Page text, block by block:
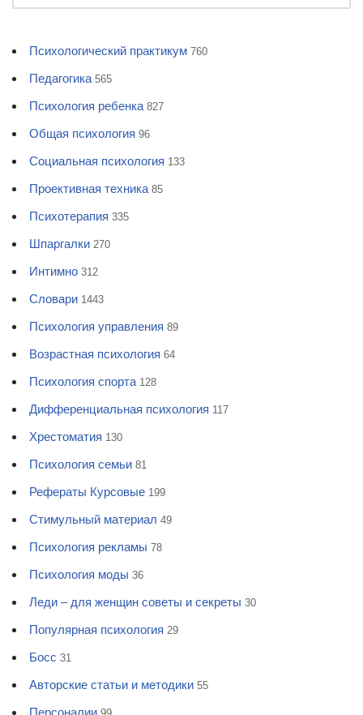
Психологический практикум 760
Педагогика 565
Психология ребенка 827
Общая психология 96
Социальная психология 133
Проективная техника 85
Психотерапия 335
Шпаргалки 270
Интимно 312
Словари 1443
Психология управления 89
Возрастная психология 64
Психология спорта 128
Дифференциальная психология 117
Хрестоматия 130
Психология семьи 81
Рефераты Курсовые 199
Стимульный материал 49
Психология рекламы 78
Психология моды 36
Леди – для женщин советы и секреты 30
Популярная психология 29
Босс 31
Авторские статьи и методики 55
Персоналии